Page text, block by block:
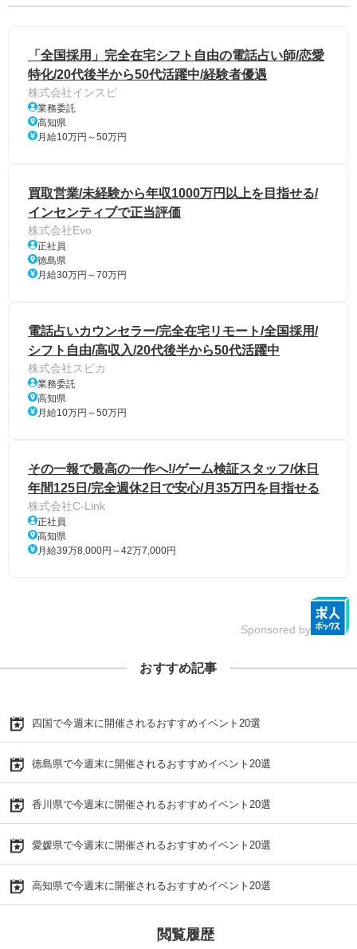
「全国採用」完全在宅シフト自由の電話占い師/恋愛
特化/20代後半から50代活躍中/経験者優遇
株式会社インスピ
業務委託
高知県
月給10万円～50万円
買取営業/未経験から年収1000万円以上を目指せる/
インセンティブで正当評価
株式会社Evo
正社員
徳島県
月給30万円～70万円
電話占いカウンセラー/完全在宅リモート/全国採用/
シフト自由/高収入/20代後半から50代活躍中
株式会社スピカ
業務委託
高知県
月給10万円～50万円
その一報で最高の一作へ!/ゲーム検証スタッフ/休日
年間125日/完全週休2日で安心/月35万円を目指せる
株式会社C-Link
正社員
高知県
月給39万8,000円～42万7,000円
Sponsored by
おすすめ記事
四国で今週末に開催されるおすすめイベント20選
徳島県で今週末に開催されるおすすめイベント20選
香川県で今週末に開催されるおすすめイベント20選
愛媛県で今週末に開催されるおすすめイベント20選
高知県で今週末に開催されるおすすめイベント20選
閲覧履歴